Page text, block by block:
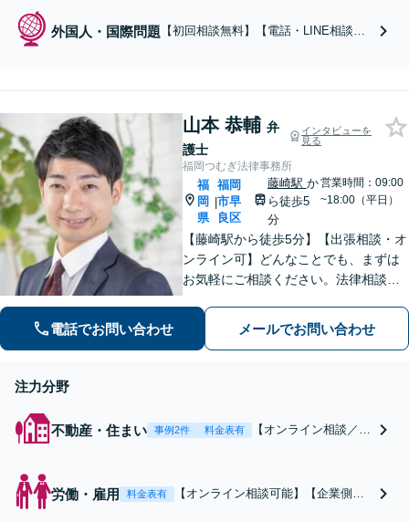
位）実績】【初回相談
原則無料】【電話・LI
婚・不貞・男女問題に
精通 迅速な解決に最
大限尽力します【全国
対応可】 【国際離婚
取扱経験】
外国人・国際問題 【初回相談無料】【電話・LINE相談
国人労働者の在留資格申請まで、企業
の国際業務をサポート【英語対応可】
山本 恭輔 弁
護士
インタビューを
見る
福岡つむぎ法律事務所
福
岡
県
|
福岡
市早
良区
藤崎駅 か
ら徒歩5
分
営業時間：09:00
~18:00（平日）
【藤崎駅から徒歩5分】【出張相談・オ
ンライン可】どんなことでも、まずは
お気軽にご相談ください。法律相談で
り聞くことが大事だと考えています。
【明瞭でリーズナブルな料金体制】
電話でお問い合わせ メールでお問い合わせ
注力分野
不動産・住まい 事例2件 料金表有
【オンライン相談／出
般で解決実績多数あり
【オーナー様向け】
労働・雇用 料金表有
【オンライン相談可能】【企業側・